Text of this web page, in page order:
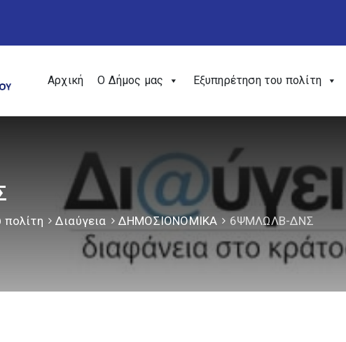
Αρχική Ο Δήμος μας Εξυπηρέτηση του πολίτη
πολίτη Διαύγεια ΔΗΜΟΣΙΟΝΟΜΙΚΑ 6ΨΜΛΩΛΒ-ΔΝΣ